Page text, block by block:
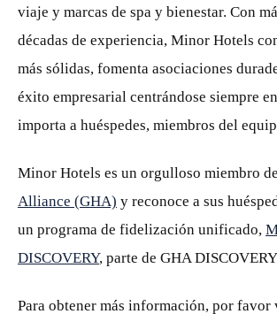
viaje y marcas de spa y bienestar. Con
décadas de experiencia, Minor Hotels
más sólidas, fomenta asociaciones
éxito empresarial centrándose siempre
importa a huéspedes, miembros del
Minor Hotels es un orgulloso miembro de
Alliance (GHA) y reconoce a sus
un programa de fidelización unificado,
DISCOVERY, parte de GHA
Para obtener más información, por favor